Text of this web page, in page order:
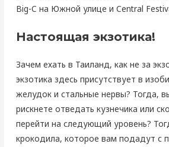
Big-C на Южной улице и Central
Настоящая экзотика!
Зачем ехать в Таиланд, как не за
экзотика здесь присутствует в
желудок и стальные нервы? Тогда,
рискнете отведать кузнечика или
перейти на следующий уровень?
крокодила, которое вам подадут с